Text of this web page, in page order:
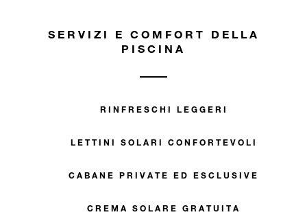
SERVIZI E COMFORT DELLA
PISCINA
RINFRESCHI LEGGERI
LETTINI SOLARI CONFORTEVOLI
CABANE PRIVATE ED ESCLUSIVE
CREMA SOLARE GRATUITA